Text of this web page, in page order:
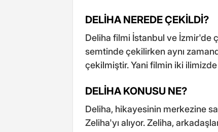
DELİHA NEREDE ÇEKİLDİ?
Deliha filmi İstanbul ve İzmir'de
semtinde çekilirken aynı
çekilmiştir. Yani filmin iki ilimizde
DELİHA KONUSU NE?
Deliha, hikayesinin merkezine
Zeliha'yı alıyor. Zeliha,